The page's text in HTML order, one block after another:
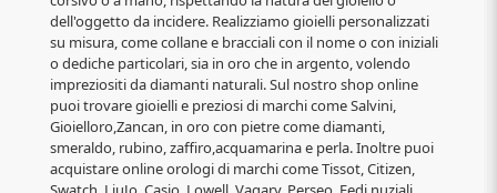
dell'oggetto da incidere. Realizziamo gioielli personalizzati
su misura, come collane e bracciali con il nome o con iniziali
o dediche particolari, sia in oro che in argento, volendo
impreziositi da diamanti naturali. Sul nostro shop online
puoi trovare gioielli e preziosi di marchi come Salvini,
Gioielloro,Zancan, in oro con pietre come diamanti,
smeraldo, rubino, zaffiro,acquamarina e perla. Inoltre puoi
acquistare online orologi di marchi come Tissot, Citizen,